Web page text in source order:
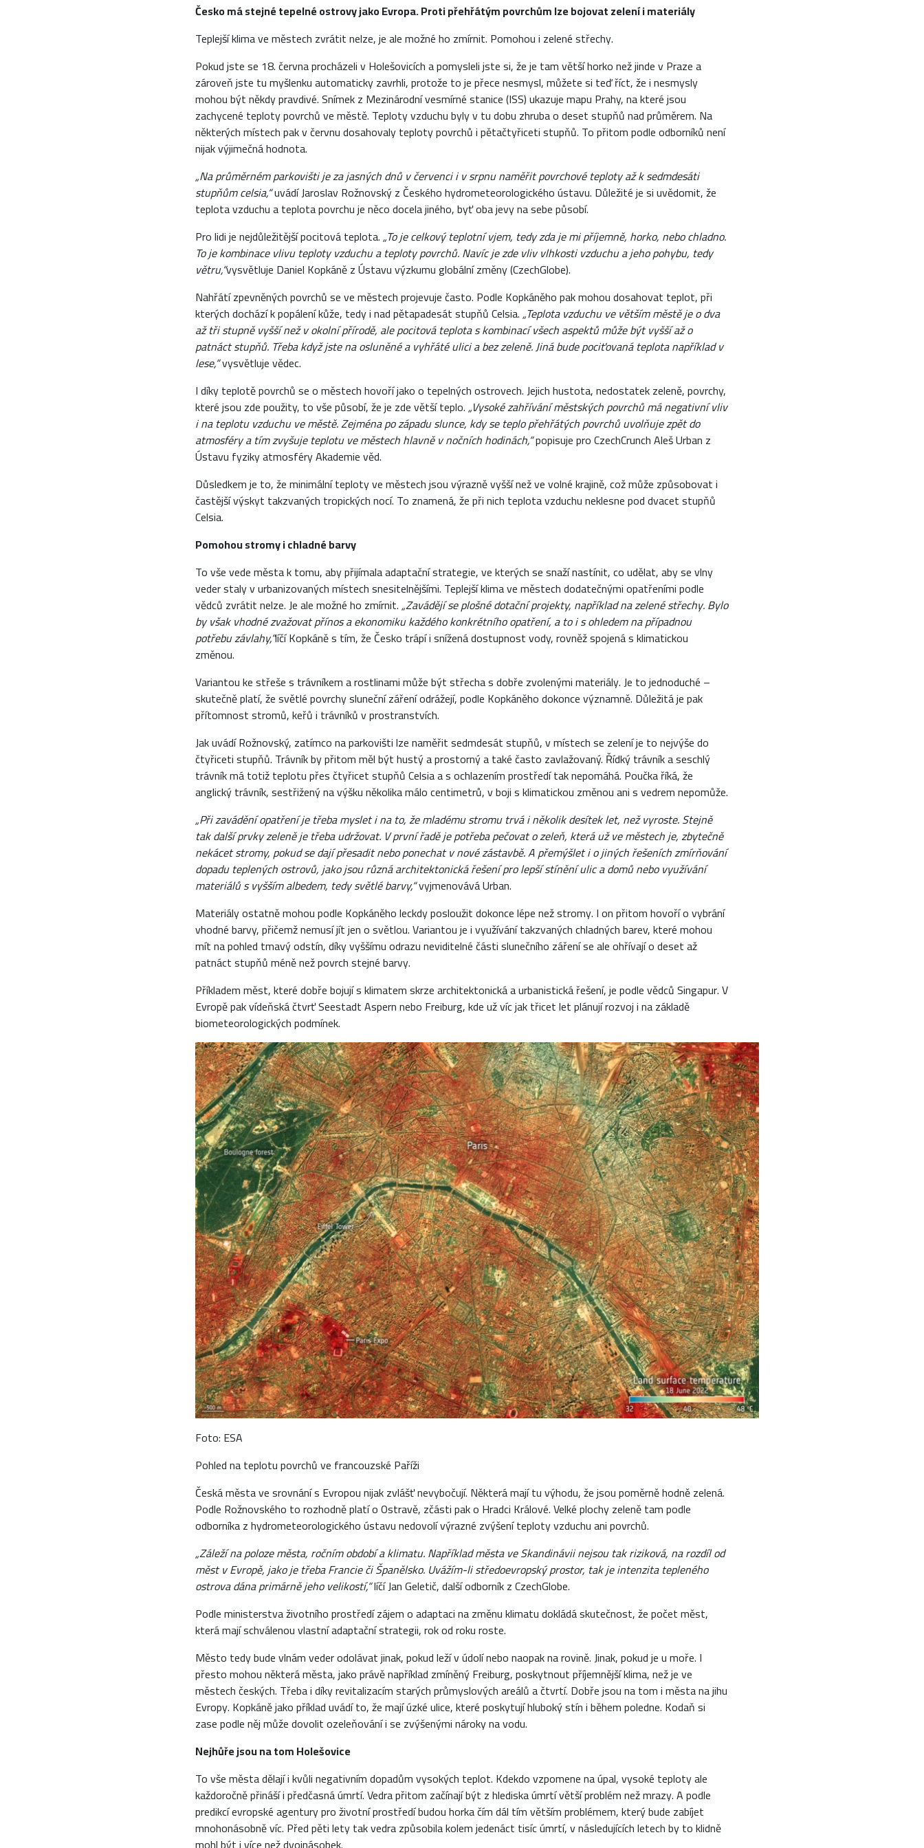
Česko má stejné tepelné ostrovy jako Evropa. Proti přehřátým povrchům lze bojovat zelení i materiály
Teplejší klima ve městech zvrátit nelze, je ale možné ho zmírnit. Pomohou i zelené střechy.
Pokud jste se 18. června procházeli v Holešovicích a pomysleli jste si, že je tam větší horko než jinde v Praze a
zároveň jste tu myšlenku automaticky zavrhli, protože to je přece nesmysl, můžete si teď říct, že i nesmysly
mohou být někdy pravdivé. Snímek z Mezinárodní vesmírné stanice (ISS) ukazuje mapu Prahy, na které jsou
zachycené teploty povrchů ve městě. Teploty vzduchu byly v tu dobu zhruba o deset stupňů nad průměrem. Na
některých místech pak v červnu dosahovaly teploty povrchů i pětačtyřiceti stupňů. To přitom podle odborníků není
nijak výjimečná hodnota.
„Na průměrném parkovišti je za jasných dnů v červenci i v srpnu naměřit povrchové teploty až k sedmdesáti
stupňům celsia,“uvádí Jaroslav Rožnovský z Českého hydrometeorologického ústavu. Důležité je si uvědomit, že
teplota vzduchu a teplota povrchu je něco docela jiného, byť oba jevy na sebe působí.
Pro lidi je nejdůležitější pocitová teplota.„To je celkový teplotní vjem, tedy zda je mi příjemně, horko, nebo chladno.
To je kombinace vlivu teploty vzduchu a teploty povrchů. Navíc je zde vliv vlhkosti vzduchu a jeho pohybu, tedy
větru,“vysvětluje Daniel Kopkáně z Ústavu výzkumu globální změny (CzechGlobe).
Nahřátí zpevněných povrchů se ve městech projevuje často. Podle Kopkáněho pak mohou dosahovat teplot, při
kterých dochází k popálení kůže, tedy i nad pětapadesát stupňů Celsia.„Teplota vzduchu ve větším městě je o dva
až tři stupně vyšší než v okolní přírodě, ale pocitová teplota s kombinací všech aspektů může být vyšší až o
patnáct stupňů. Třeba když jste na osluněné a vyhřáté ulici a bez zeleně. Jiná bude pociťovaná teplota například v
lese,“vysvětluje vědec.
I díky teplotě povrchů se o městech hovoří jako o tepelných ostrovech. Jejich hustota, nedostatek zeleně, povrchy,
které jsou zde použity, to vše působí, že je zde větší teplo.„Vysoké zahřívání městských povrchů má negativní vliv
i na teplotu vzduchu ve městě. Zejména po západu slunce, kdy se teplo přehřátých povrchů uvolňuje zpět do
atmosféry a tím zvyšuje teplotu ve městech hlavně v nočních hodinách,“popisuje pro CzechCrunch Aleš Urban z
Ústavu fyziky atmosféry Akademie věd.
Důsledkem je to, že minimální teploty ve městech jsou výrazně vyšší než ve volné krajině, což může způsobovat i
častější výskyt takzvaných tropických nocí. To znamená, že při nich teplota vzduchu neklesne pod dvacet stupňů
Celsia.
Pomohou stromy i chladné barvy
To vše vede města k tomu, aby přijímala adaptační strategie, ve kterých se snaží nastínit, co udělat, aby se vlny
veder staly v urbanizovaných místech snesitelnějšími. Teplejší klima ve městech dodatečnými opatřeními podle
vědců zvrátit nelze. Je ale možné ho zmírnit.„Zavádějí se plošné dotační projekty, například na zelené střechy. Bylo
by však vhodné zvažovat přínos a ekonomiku každého konkrétního opatření, a to i s ohledem na případnou
potřebu závlahy,“líčí Kopkáně s tím, že Česko trápí i snížená dostupnost vody, rovněž spojená s klimatickou
změnou.
Variantou ke střeše s trávníkem a rostlinami může být střecha s dobře zvolenými materiály. Je to jednoduché –
skutečně platí, že světlé povrchy sluneční záření odrážejí, podle Kopkáněho dokonce významně. Důležitá je pak
přítomnost stromů, keřů i trávníků v prostranstvích.
Jak uvádí Rožnovský, zatímco na parkovišti lze naměřit sedmdesát stupňů, v místech se zelení je to nejvýše do
čtyřiceti stupňů. Trávník by přitom měl být hustý a prostorný a také často zavlažovaný. Řídký trávník a seschlý
trávník má totiž teplotu přes čtyřicet stupňů Celsia a s ochlazením prostředí tak nepomáhá. Poučka říká, že
anglický trávník, sestřižený na výšku několika málo centimetrů, v boji s klimatickou změnou ani s vedrem nepomůže.
„Při zavádění opatření je třeba myslet i na to, že mladému stromu trvá i několik desítek let, než vyroste. Stejně
tak další prvky zeleně je třeba udržovat. V první řadě je potřeba pečovat o zeleň, která už ve městech je, zbytečně
nekácet stromy, pokud se dají přesadit nebo ponechat v nové zástavbě. A přemýšlet i o jiných řešeních zmírňování
dopadu teplených ostrovů, jako jsou různá architektonická řešení pro lepší stínění ulic a domů nebo využívání
materiálů s vyšším albedem, tedy světlé barvy,“vyjmenovává Urban.
Materiály ostatně mohou podle Kopkáněho leckdy posloužit dokonce lépe než stromy. I on přitom hovoří o vybrání
vhodné barvy, přičemž nemusí jít jen o světlou. Variantou je i využívání takzvaných chladných barev, které mohou
mít na pohled tmavý odstín, díky vyššímu odrazu neviditelné části slunečního záření se ale ohřívají o deset až
patnáct stupňů méně než povrch stejné barvy.
Příkladem měst, které dobře bojují s klimatem skrze architektonická a urbanistická řešení, je podle vědců Singapur. V
Evropě pak vídeňská čtvrť Seestadt Aspern nebo Freiburg, kde už víc jak třicet let plánují rozvoj i na základě
biometeorologických podmínek.
Foto: ESA
Pohled na teplotu povrchů ve francouzské Paříži
Česká města ve srovnání s Evropou nijak zvlášť nevybočují. Některá mají tu výhodu, že jsou poměrně hodně zelená.
Podle Rožnovského to rozhodně platí o Ostravě, zčásti pak o Hradci Králové. Velké plochy zeleně tam podle
odborníka z hydrometeorologického ústavu nedovolí výrazné zvýšení teploty vzduchu ani povrchů.
„Záleží na poloze města, ročním období a klimatu. Například města ve Skandinávii nejsou tak riziková, na rozdíl od
měst v Evropě, jako je třeba Francie či Španělsko. Uvážím-li středoevropský prostor, tak je intenzita tepleného
ostrova dána primárně jeho velikostí,“líčí Jan Geletič, další odborník z CzechGlobe.
Podle ministerstva životního prostředí zájem o adaptaci na změnu klimatu dokládá skutečnost, že počet měst,
která mají schválenou vlastní adaptační strategii, rok od roku roste.
Město tedy bude vlnám veder odolávat jinak, pokud leží v údolí nebo naopak na rovině. Jinak, pokud je u moře. I
přesto mohou některá města, jako právě například zmíněný Freiburg, poskytnout příjemnější klima, než je ve
městech českých. Třeba i díky revitalizacím starých průmyslových areálů a čtvrtí. Dobře jsou na tom i města na jihu
Evropy. Kopkáně jako příklad uvádí to, že mají úzké ulice, které poskytují hluboký stín i během poledne. Kodaň si
zase podle něj může dovolit ozeleňování i se zvýšenými nároky na vodu.
Nejhůře jsou na tom Holešovice
To vše města dělají i kvůli negativním dopadům vysokých teplot. Kdekdo vzpomene na úpal, vysoké teploty ale
každoročně přináší i předčasná úmrtí. Vedra přitom začínají být z hlediska úmrtí větší problém než mrazy. A podle
predikcí evropské agentury pro životní prostředí budou horka čím dál tím větším problémem, který bude zabíjet
mnohonásobně víc. Před pěti lety tak vedra způsobila kolem jedenáct tisíc úmrtí, v následujících letech by to klidně